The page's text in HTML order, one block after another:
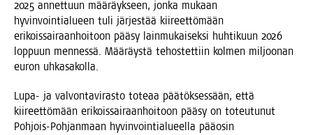
2025 annet­tuun mää­räyk­seen, jon­ka mukaan
hyvin­voin­tia­lu­een tuli jär­jes­tää kii­reet­tö­mään
eri­kois­sai­raan­hoi­toon pää­sy lain­mu­kai­sek­si huh­ti­kuun 2026
lop­puun men­nes­sä. Mää­räys­tä tehos­tet­tiin kol­men mil­joo­nan
euron uhkasakolla.
Lupa- ja val­von­ta­vi­ras­to tote­aa pää­tök­ses­sään, että
kii­reet­tö­mään eri­kois­sai­raan­hoi­toon pää­sy on toteu­tu­nut
Poh­jois-Poh­jan­maan hyvin­voin­tia­lu­eel­la pää­osin